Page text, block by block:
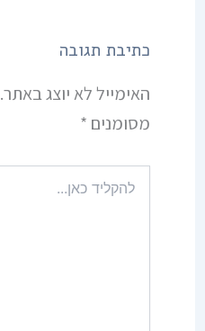
כתיבת תגובה
האימייל לא יוצג באתר.
מסומנים *
כאן...